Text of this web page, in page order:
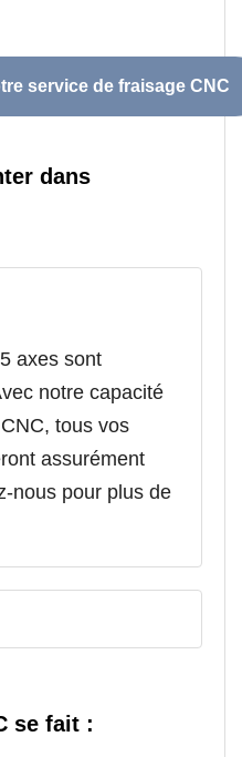
service de fraisage CNC
dans
axes sont
notre capacité
tous vos
assurément
nous pour plus de
se fait :